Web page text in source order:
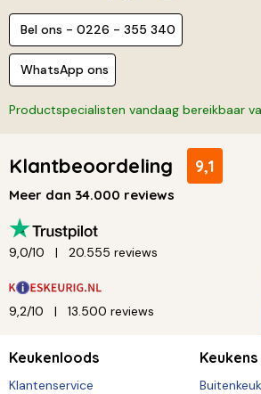
Bel ons - 0226 - 355 340
WhatsApp ons
Productspecialisten vandaag bereikbaar
Klantbeoordeling 9,1
Meer dan 34.000 reviews
9,0/10 20.555 reviews
9,2/10 13.500 reviews
Keukenloods
Klantenservice
Keukens